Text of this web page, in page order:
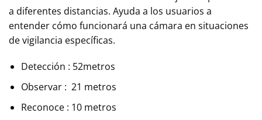
a diferentes distancias. Ayuda a los usuarios a
entender cómo funcionará una cámara en situaciones
de vigilancia específicas.
Detección : 52metros
Observar : 21 metros
Reconoce : 10 metros